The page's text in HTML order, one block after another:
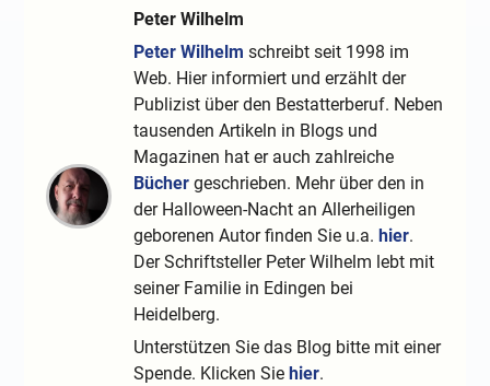
Peter Wilhelm
Peter Wilhelm schreibt seit 1998 im
Web. Hier informiert und erzählt der
Publizist über den Bestatterberuf. Neben
tausenden Artikeln in Blogs und
Magazinen hat er auch zahlreiche
Bücher geschrieben. Mehr über den in
der Halloween-Nacht an Allerheiligen
geborenen Autor finden Sie u.a. hier.
Der Schriftsteller Peter Wilhelm lebt mit
seiner Familie in Edingen bei
Heidelberg.
Unterstützen Sie das Blog bitte mit einer
Spende. Klicken Sie hier.